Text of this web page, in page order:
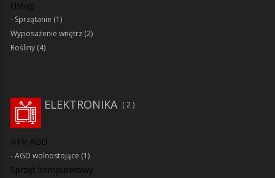
Usługi
Sprzątanie (1)
Wyposażenie wnętrz (2)
Rośliny (4)
2
ELEKTRONIKA
RTV-AGD
AGD wolnostojące (1)
Sprzęt komputerowy